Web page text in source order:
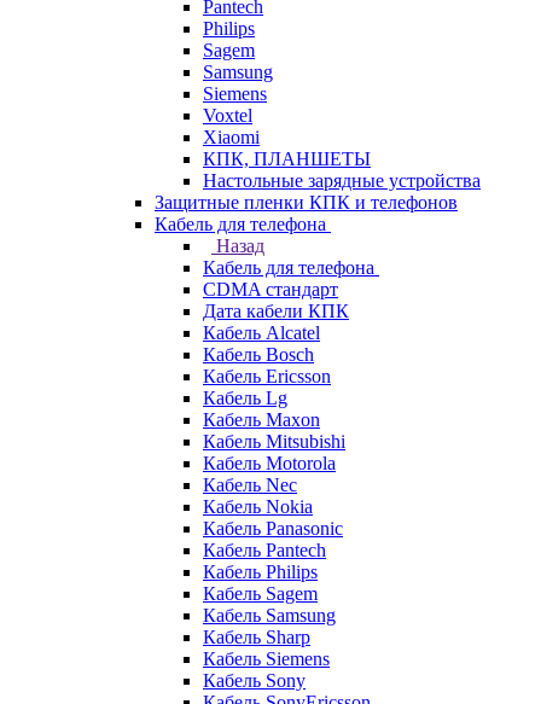
Pantech
Philips
Sagem
Samsung
Siemens
Voxtel
Xiaomi
КПК, ПЛАНШЕТЫ
Настольные зарядные устройства
Защитные пленки КПК и телефонов
Кабель для телефона
Назад
Кабель для телефона
CDMA стандарт
Дата кабели КПК
Кабель Alcatel
Кабель Bosch
Кабель Ericsson
Кабель Lg
Кабель Maxon
Кабель Mitsubishi
Кабель Motorola
Кабель Nec
Кабель Nokia
Кабель Panasonic
Кабель Pantech
Кабель Philips
Кабель Sagem
Кабель Samsung
Кабель Sharp
Кабель Siemens
Кабель Sony